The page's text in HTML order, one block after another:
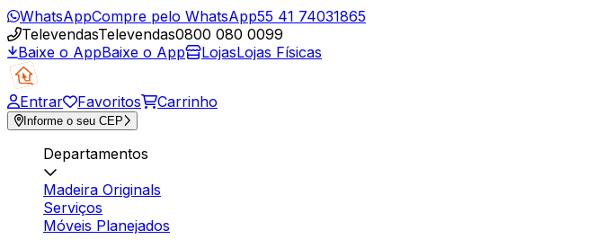
WhatsAppCompre pelo WhatsApp55 41 74031865
TelevendasTelevendas0800 080 0099
Baixe o AppBaixe o App LojasLojas Físicas
Entrar Favoritos Carrinho
Informe o seu CEP
Departamentos
Madeira Originals
Serviços
Móveis Planejados